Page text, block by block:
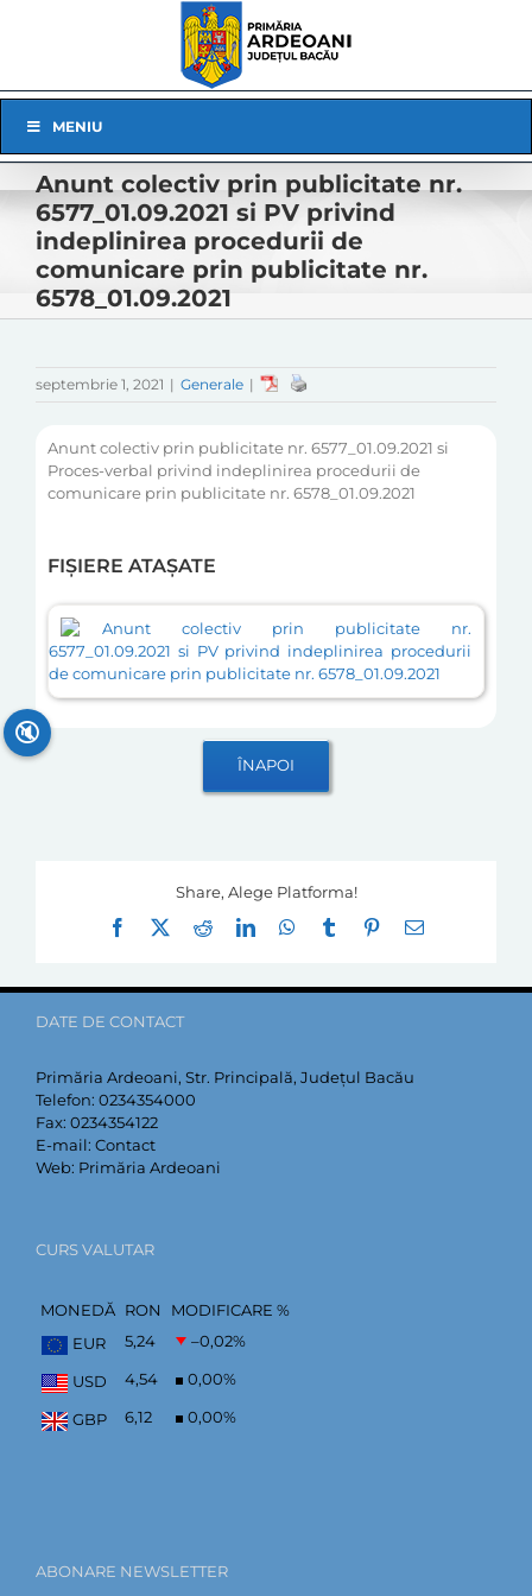
Navigation
MENIU
Anunt colectiv prin publicitate nr.
6577_01.09.2021 si PV privind
indeplinirea procedurii de
comunicare prin publicitate nr.
6578_01.09.2021
septembrie 1, 2021 | Generale |
Anunt colectiv prin publicitate nr. 6577_01.09.2021 si
Proces-verbal privind indeplinirea procedurii de
comunicare prin publicitate nr. 6578_01.09.2021
FIȘIERE ATAȘATE
Anunt colectiv prin publicitate nr.
6577_01.09.2021 si PV privind indeplinirea procedurii
de comunicare prin publicitate nr. 6578_01.09.2021
Share, Alege Platforma!
Facebook
RedditLinkedInWhatsApp
Tumblr Pinterest
E-
DATE DE CONTACT
Primăria Ardeoani, Str. Principală, Județul Bacău
Telefon: 0234354000
Fax: 0234354122
E-mail: Contact
Web: Primăria Ardeoani
CURS VALUTAR
MONEDĂ RON
MODIFICARE %
EUR
5,24 –0,02%
USD 4,54 0,00%
GBP 6,12 0,00%
ABONARE NEWSLETTER
🔇